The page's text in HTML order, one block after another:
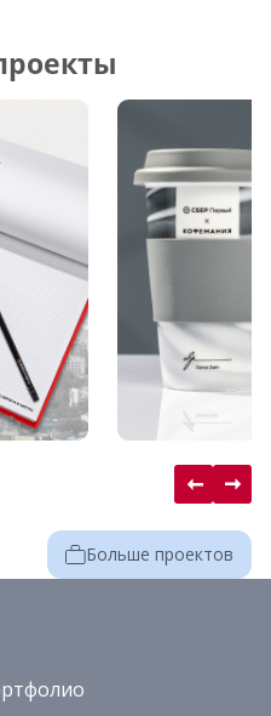
Больше проектов